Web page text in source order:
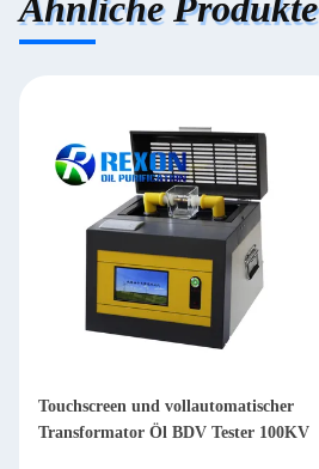
Touchscreen und vollautomatischer
Transformator Öl BDV Tester 100KV